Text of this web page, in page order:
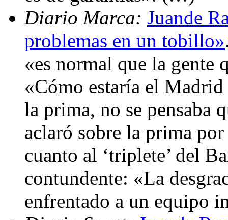
Diario Marca: Juande
problemas en un tobillo»
«es normal que la gente
«Cómo estaría el Madrid
la prima, no se pensaba
aclaró sobre la prima
cuanto al ‘triplete’ del
contundente: «La
enfrentado a un equipo